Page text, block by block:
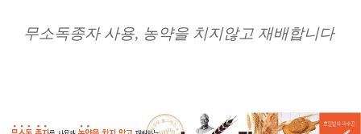
무소독종자 사용, 농약을 치지않고 재배합니다